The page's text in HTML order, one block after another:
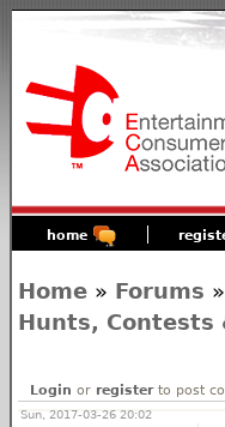
home
Home » Forums »
Hunts, Contests
Login or registerto post
Sun, 2017-03-26 20:02